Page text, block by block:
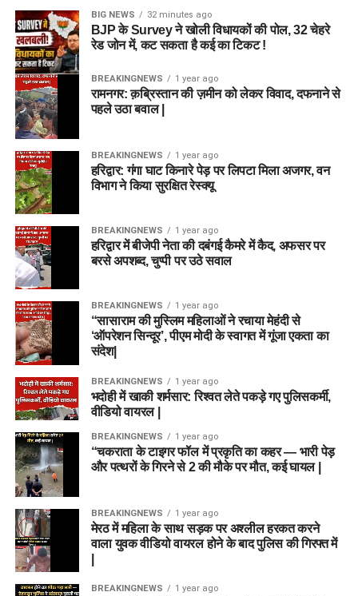
BIG NEWS 32 minutes ago
BJP के Survey ने खोली विधायकों की पोल, 32 चेहरे
रेड जोन में, कट सकता है कई का टिकट !
BREAKINGNEWS 1 year ago
रामनगर: क़ब्रिस्तान की ज़मीन को लेकर विवाद, दफनाने से
पहले उठा बवाल |
BREAKINGNEWS 1 year ago
हरिद्वार: गंगा घाट किनारे पेड़ पर लिपटा मिला अजगर, वन
विभाग ने किया सुरक्षित रेस्क्यू
BREAKINGNEWS 1 year ago
हरिद्वार में बीजेपी नेता की दबंगई कैमरे में कैद, अफसर पर
बरसे अपशब्द, चुप्पी पर उठे सवाल
BREAKINGNEWS 1 year ago
“सासाराम की मुस्लिम महिलाओं ने रचाया मेहंदी से
‘ऑपरेशन सिन्दूर’, पीएम मोदी के स्वागत में गूंजा एकता का
संदेश|
BREAKINGNEWS 1 year ago
भदोही में खाकी शर्मसार: रिश्वत लेते पकड़े गए पुलिसकर्मी,
वीडियो वायरल |
BREAKINGNEWS 1 year ago
“चकराता के टाइगर फॉल में प्रकृति का कहर — भारी पेड़
और पत्थरों के गिरने से 2 की मौके पर मौत, कई घायल |
BREAKINGNEWS 1 year ago
मेरठ में महिला के साथ सड़क पर अश्लील हरकत करने
वाला युवक वीडियो वायरल होने के बाद पुलिस की गिरफ्त में
BREAKINGNEWS 1 year ago